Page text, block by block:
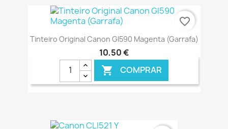
€ ONLINE
Tinteiro Original Canon GI590 Magenta (Garrafa)
10,50 €
 COMPRAR
favorite_border